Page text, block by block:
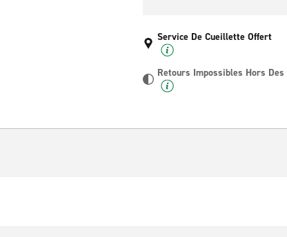
Service De Cueillette Offert
Retours Impossibles Hors